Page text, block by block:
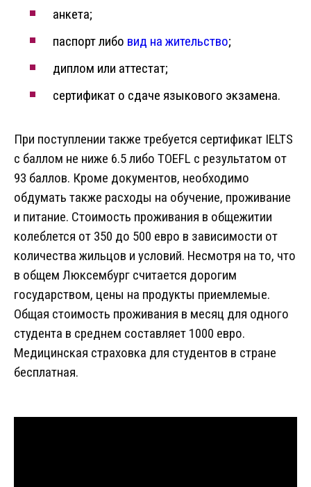
анкета;
паспорт либо вид на жительство;
диплом или аттестат;
сертификат о сдаче языкового экзамена.
При поступлении также требуется сертификат IELTS
с баллом не ниже 6.5 либо TOEFL с результатом от
93 баллов. Кроме документов, необходимо
обдумать также расходы на обучение, проживание
и питание. Стоимость проживания в общежитии
колеблется от 350 до 500 евро в зависимости от
количества жильцов и условий. Несмотря на то, что
в общем Люксембург считается дорогим
государством, цены на продукты приемлемые.
Общая стоимость проживания в месяц для одного
студента в среднем составляет 1000 евро.
Медицинская страховка для студентов в стране
бесплатная.